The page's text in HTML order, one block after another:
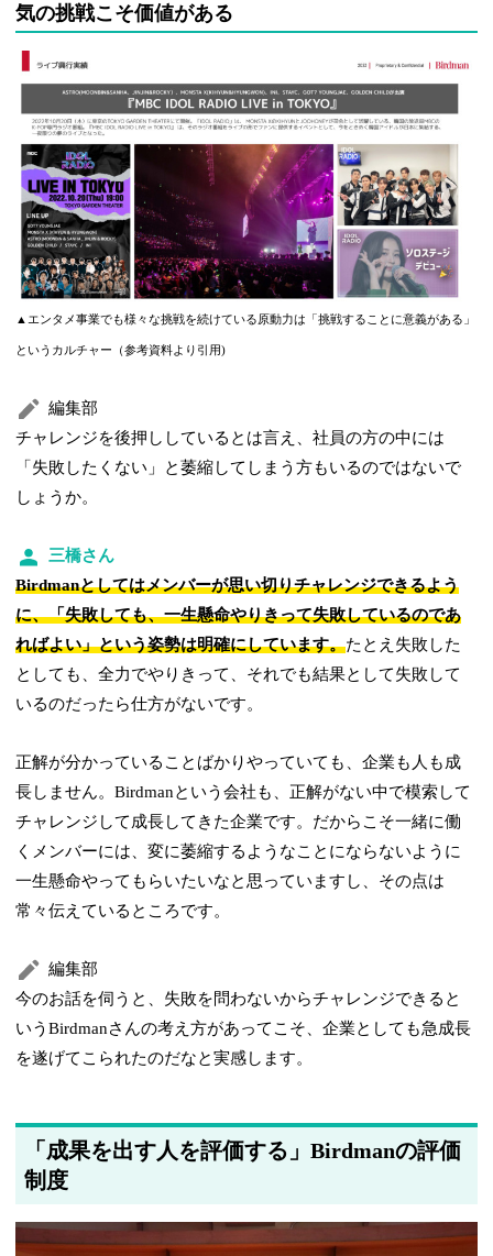
気の挑戦こそ価値がある
▲エンタメ事業でも様々な挑戦を続けている原動力は「挑戦することに意義がある」
というカルチャー（参考資料より引用)
編集部
チャレンジを後押ししているとは言え、社員の方の中には
「失敗したくない」と萎縮してしまう方もいるのではないで
しょうか。
三橋さん
Birdmanとしてはメンバーが思い切りチャレンジできるよう
に、「失敗しても、一生懸命やりきって失敗しているのであ
ればよい」という姿勢は明確にしています。たとえ失敗した
としても、全力でやりきって、それでも結果として失敗して
いるのだったら仕方がないです。
正解が分かっていることばかりやっていても、企業も人も成
長しません。Birdmanという会社も、正解がない中で模索して
チャレンジして成長してきた企業です。だからこそ一緒に働
くメンバーには、変に萎縮するようなことにならないように
一生懸命やってもらいたいなと思っていますし、その点は
常々伝えているところです。
編集部
今のお話を伺うと、失敗を問わないからチャレンジできると
いうBirdmanさんの考え方があってこそ、企業としても急成長
を遂げてこられたのだなと実感します。
「成果を出す人を評価する」Birdmanの評価
制度